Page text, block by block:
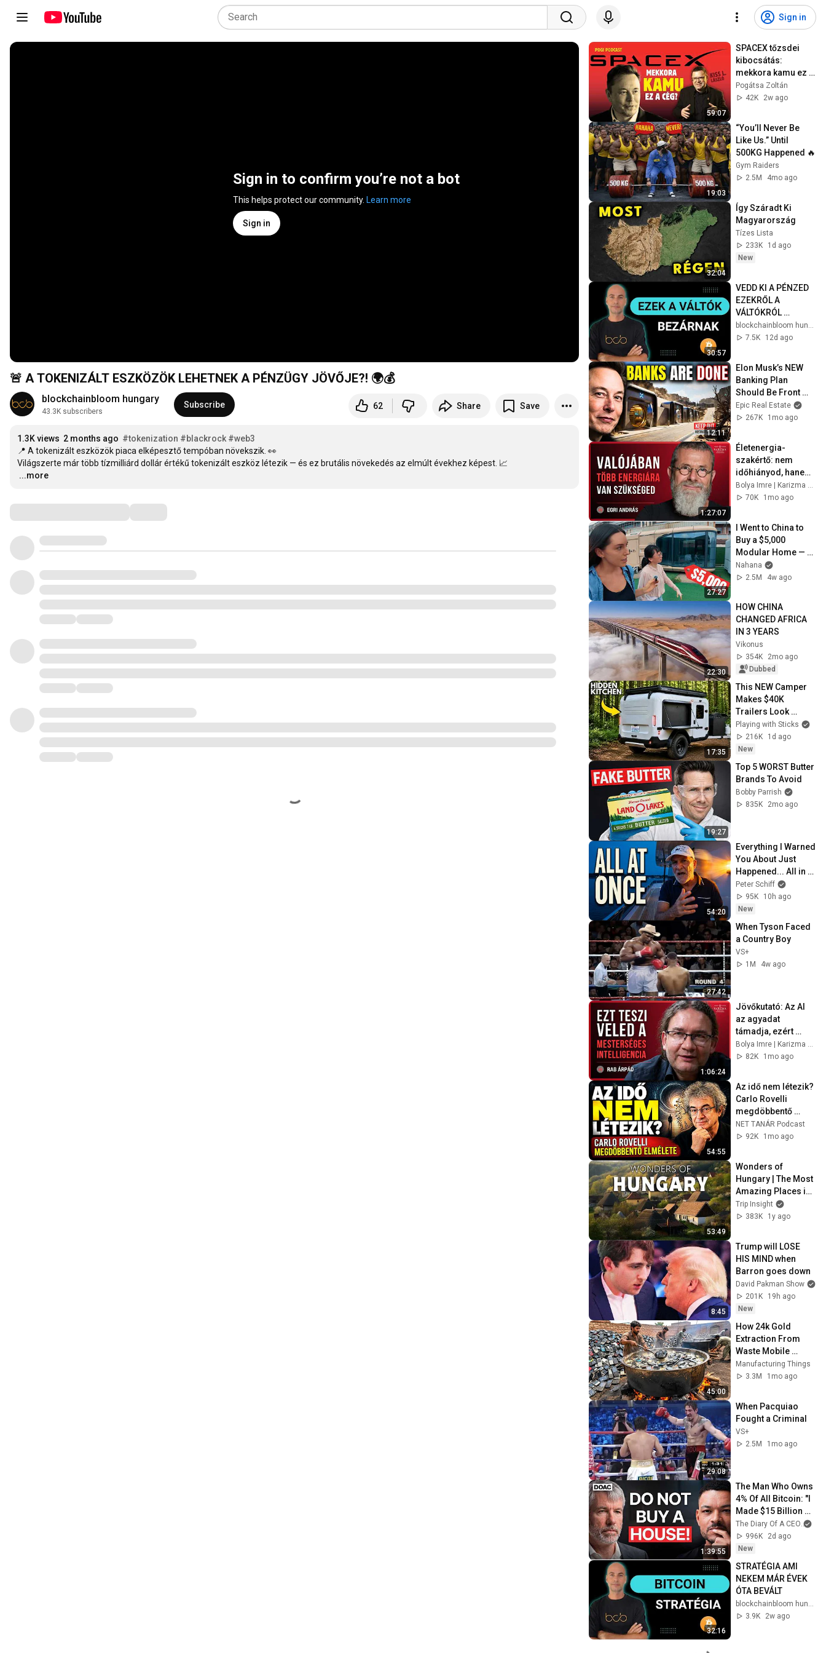
Sign in
Sign in to confirm you’re not a bot
This helps protect our community. Learn more
Sign in
🚨 A TOKENIZÁLT ESZKÖZÖK LEHETNEK A PÉNZÜGY JÖVŐJE?! 🌍💰
blockchainbloom hungary
43.3K subscribers
Subscribe 62 Share Save
1.3K views 2 months ago #tokenization #blackrock #web3
📍 A tokenizált eszközök piaca elképesztő tempóban növekszik. 👀
…
...more
59:07
SPACEX tőzsdei
kibocsátás:
mekkora kamu ez a
cég? ⎮🎙POGI
PODCAST Kiss L.
Pogátsa Zoltán
42K
2w ago
19:03
“You’ll Never Be
Like Us.” Until
500KG Happened 🔥
Gym Raiders
2.5M
4mo ago
32:04
Így Száradt Ki
Magyarország
Tízes Lista
233K
1d ago
New
30:57
VEDD KI A PÉNZED
EZEKRŐL A
VÁLTÓKRÓL
[Következő nagy
videó 2026.08.10.]
7.5K
12d ago
12:11
Elon Musk’s NEW
Banking Plan
Should Be Front
Page News
Epic Real Estate
267K
1mo ago
1:27:07
Életenergia-
szakértő: nem
időhiányod, hanem
energiahiányod van
| Egri András |
70K
1mo ago
27:27
I Went to China to
Buy a $5,000
Modular Home —
What's the Real
Cost?
Nahana
2.5M
4w ago
22:30
HOW CHINA
CHANGED AFRICA
IN 3 YEARS
Vikonus
354K
2mo ago
Dubbed
17:35
This NEW Camper
Makes $40K
Trailers Look
Overpriced!
Playing with Sticks
216K
1d ago
New
19:27
Top 5 WORST Butter
Brands To Avoid
Bobby Parrish
835K
2mo ago
54:20
Everything I Warned
You About Just
Happened... All in
One Week
Peter Schiff
95K
10h ago
New
27:42
When Tyson Faced
a Country Boy
VS+
1M
4w ago
1:06:24
Jövőkutató: Az AI
az agyadat
támadja, ezért
rettegsz tőle
igazából | Rab
Bolya Imre | Karizma Podcast
82K
1mo ago
54:55
Az idő nem létezik?
Carlo Rovelli
megdöbbentő
elmélete (DV)
NET TANÁR Podcast
92K
1mo ago
53:49
Wonders of
Hungary | The Most
Amazing Places in
Hungary | Travel
Video 4K
Trip Insight
383K
1y ago
8:45
Trump will LOSE
HIS MIND when
Barron goes down
David Pakman Show
201K
19h ago
New
45:00
How 24k Gold
Extraction From
Waste Mobile
Phones | Incredible
Old Used Mobile
Manufacturing Things
3.3M
1mo ago
29:08
When Pacquiao
Fought a Criminal
VS+
2.5M
1mo ago
1:39:55
The Man Who Owns
4% Of All Bitcoin: "I
Made $15 Billion By
Using ChatGpt"!
The Diary Of A CEO
996K
2d ago
New
32:16
STRATÉGIA AMI
NEKEM MÁR ÉVEK
ÓTA BEVÁLT
3.9K
2w ago